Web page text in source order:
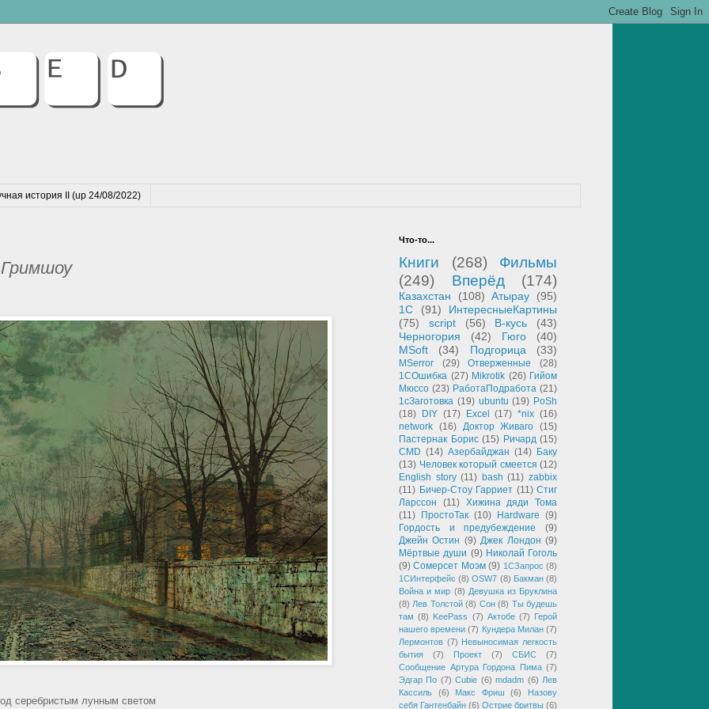
история II (up 24/08/2022)
серебристым лунным светом
Что-то...
Книги (268)
Фильмы
(249)
Вперёд (174)
Казахстан (108) Атырау
(95)
1С
(91)
ИнтересныеКартины
(75)
script (56) В-кусь
(43)
Черногория
(42) Гюго
(40)
MSoft
(34) Подгорица (33)
MSerror (29) Отверженные
(28)
1СОшибка (27) Mikrotik (26) Гийом
Мюссо (23) РаботаПодработа (21)
1сЗаготовка (19) ubuntu (19) PoSh
(18)
DIY (17) Excel (17) *nix (16)
network (16) Доктор Живаго (15)
Пастернак Борис (15) Ричард (15)
CMD (14) Азербайджан (14) Баку
(13) Человек который смеется (12)
English story (11) bash (11) zabbix
(11) Бичер-Стоу Гарриет (11) Стиг
Ларссон
(11) Хижина дяди Тома
(11)
ПростоТак (10) Hardware (9)
Гордость и предубеждение
(9)
Джейн Остин (9) Джек Лондон (9)
Мёртвые души (9) Николай Гоголь
(9) Сомерсет Моэм (9) 1СЗапрос (8)
1СИнтерфейс (8) OSW7 (8) Бакман (8)
Война и мир (8) Девушка из Бруклина
(8) Лев Толстой (8) Сон (8) Ты будешь
там (8) KeePass (7) Актобе (7)
Герой
нашего времени (7) Кундера Милан (7)
Лермонтов (7) Невыносимая легкость
бытия
(7) Проект (7) СБИС
(7)
Сообщение Артура Гордона Пима (7)
Эдгар По (7) Cubie (6) mdadm (6) Лев
Кассиль
(6) Макс Фриш (6)
Назову
себя Гантенбайн (6) Острие бритвы (6)